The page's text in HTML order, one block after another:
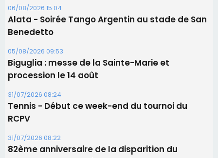
06/08/2026 15:04
Alata - Soirée Tango Argentin au stade de San
Benedetto
05/08/2026 09:53
Biguglia : messe de la Sainte-Marie et
procession le 14 août
31/07/2026 08:24
Tennis - Début ce week-end du tournoi du
RCPV
31/07/2026 08:22
82ème anniversaire de la disparition du